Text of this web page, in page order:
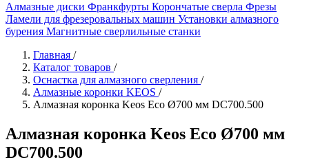
Алмазные диски Франкфурты Корончатые сверла Фрезы
Ламели для фрезеровальных машин Установки алмазного
бурения Магнитные сверлильные станки
Главная /
Каталог товаров /
Оснастка для алмазного сверления /
Алмазные коронки KEOS /
Алмазная коронка Keos Eco Ø700 мм DC700.500
Алмазная коронка Keos Eco Ø700 мм
DC700.500